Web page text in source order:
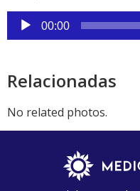
Reproductor
de
00:00
Relacionadas
No related photos.